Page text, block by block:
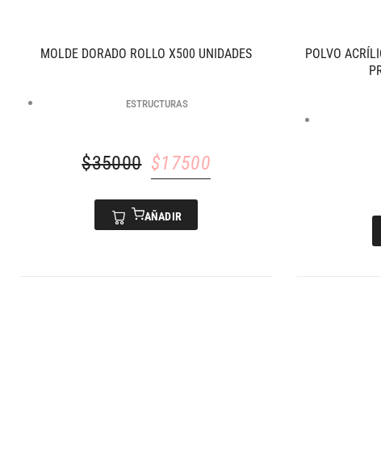
MOLDE DORADO ROLLO X500 UNIDADES
ESTRUCTURAS
$35000 $17500
AÑADIR
POLVO